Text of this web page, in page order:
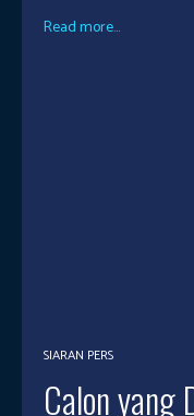
Read more...
SIARAN PERS
Calon yang